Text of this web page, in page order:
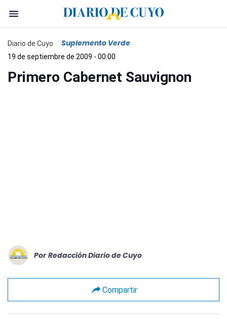
Diario de Cuyo Suplemento Verde
19 de septiembre de 2009 - 00:00
Primero Cabernet Sauvignon
Por Redacción Diario de Cuyo
Compartir